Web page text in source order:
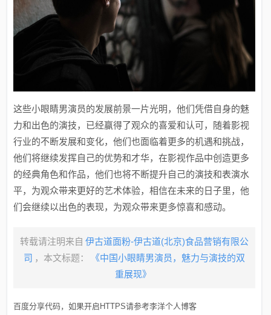
这些小眼睛男演员的发展前景一片光明，他们凭借自身的魅
力和出色的演技，已经赢得了观众的喜爱和认可，随着影视
行业的不断发展和变化，他们也面临着更多的机遇和挑战，
他们将继续发挥自己的优势和才华，在影视作品中创造更多
的经典角色和作品，他们也将不断提升自己的演技和表演水
平，为观众带来更好的艺术体验，相信在未来的日子里，他
们会继续以出色的表现，为观众带来更多惊喜和感动。
转载请注明来自 伊古道面粉-伊古道(北京)食品营销有限公
司 ，本文标题：
《中国小眼睛男演员，魅力与演技的双
重展现》
百度分享代码，如果开启HTTPS请参考李洋个人博客